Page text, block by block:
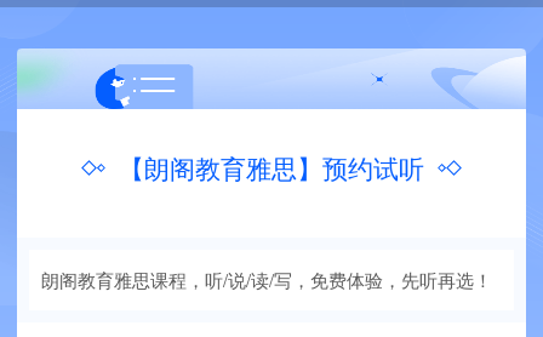
【朗阁教育雅思】预约试听
朗阁教育雅思课程，听/说/读/写，免费体验，先听再选！